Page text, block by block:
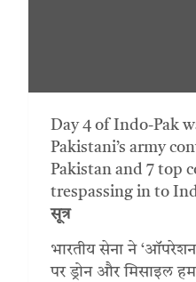
Day 4 of Indo-Pak
Pakistani’s army
Pakistan and 7 top
trespassing in to
सूत्र
भारतीय सेना ने
पर ड्रोन और मिसाइल